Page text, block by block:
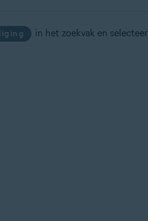
in het zoekvak en selecteer